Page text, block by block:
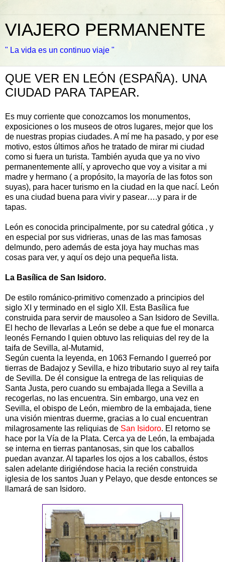
VIAJERO PERMANENTE
" La vida es un continuo viaje "
QUE VER EN LEÓN (ESPAÑA). UNA
CIUDAD PARA TAPEAR.
Es muy corriente que conozcamos los monumentos,
exposiciones o los museos de otros lugares, mejor que los
de nuestras propias ciudades. A mí me ha pasado, y por ese
motivo, estos últimos años he tratado de mirar mi ciudad
como si fuera un turista. También ayuda que ya no vivo
permanentemente allí, y aprovecho que voy a visitar a mi
madre y hermano ( a propósito, la mayoría de las fotos son
suyas), para hacer turismo en la ciudad en la que nací. León
es una ciudad buena para vivir y pasear….y para ir de
tapas.
León es conocida principalmente, por su catedral gótica , y
en especial por sus vidrieras, unas de las mas famosas
delmundo, pero además de esta joya hay muchas mas
cosas para ver, y aquí os dejo una pequeña lista.
La Basílica de San Isidoro.
De estilo románico-primitivo comenzado a principios del
siglo XI y terminado en el siglo XII. Esta Basílica fue
construida para servir de mausoleo a San Isidoro de Sevilla.
El hecho de llevarlas a León se debe a que fue el monarca
leonés Fernando I quien obtuvo las reliquias del rey de la
taifa de Sevilla, al-Mutamid,
Según cuenta la leyenda, en 1063 Fernando I guerreó por
tierras de Badajoz y Sevilla, e hizo tributario suyo al rey taifa
de Sevilla. De él consigue la entrega de las reliquias de
Santa Justa, pero cuando su embajada llega a Sevilla a
recogerlas, no las encuentra. Sin embargo, una vez en
Sevilla, el obispo de León, miembro de la embajada, tiene
una visión mientras duerme, gracias a lo cual encuentran
milagrosamente las reliquias de San Isidoro. El retorno se
hace por la Vía de la Plata. Cerca ya de León, la embajada
se interna en tierras pantanosas, sin que los caballos
puedan avanzar. Al taparles los ojos a los caballos, éstos
salen adelante dirigiéndose hacia la recién construida
iglesia de los santos Juan y Pelayo, que desde entonces se
llamará de san Isidoro.